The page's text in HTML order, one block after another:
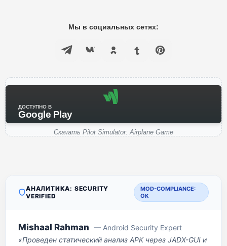
Мы в социальных сетях:
ДОСТУПНО В
Google Play
Скачать Pilot Simulator: Airplane Game
АНАЛИТИКА: SECURITY
VERIFIED
MOD-COMPLIANCE:
OK
Mishaal Rahman — Android Security Expert
«Проведен статический анализ APK через JADX-GUI и